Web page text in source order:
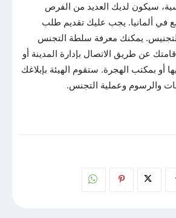
سيكون لديك العديد من الفرص
في ألمانيا. يجب عليك تقديم طلب
يمكنك معرفة سلطة التجنس
عن طريق الاتصال بإدارة المدينة أو
أو بمكتب الهجرة. ستقوم الهيئة بإبلاغك
والرسوم وعملية التجنس.